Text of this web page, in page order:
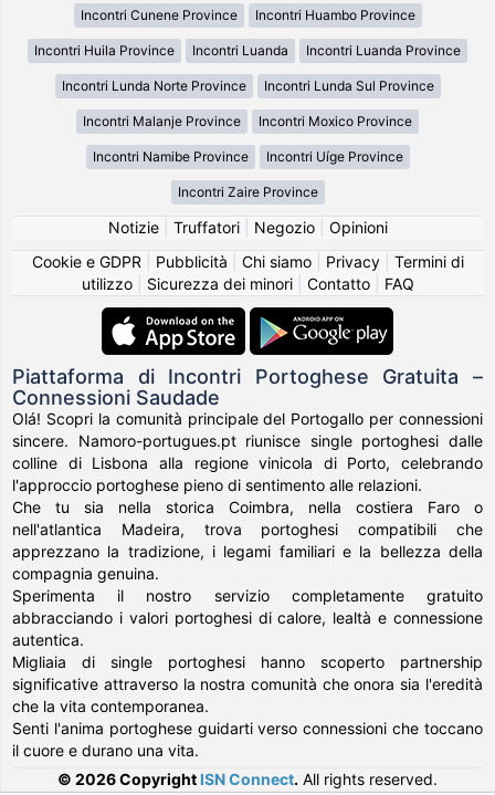
Incontri Cunene Province Incontri Huambo Province
Incontri Huila Province Incontri Luanda Incontri Luanda Province
Incontri Lunda Norte Province Incontri Lunda Sul Province
Incontri Malanje Province Incontri Moxico Province
Incontri Namibe Province Incontri Uíge Province
Incontri Zaire Province
Notizie| Truffatori| Negozio| Opinioni
Cookie e GDPR
Pubblicità Chi siamo| Privacy| Termini di
utilizzo| Sicurezza dei minori| Contatto| FAQ
Piattaforma di Incontri Portoghese Gratuita –
Connessioni Saudade
Olá! Scopri la comunità principale del Portogallo per connessioni
sincere. Namoro-portugues.pt riunisce single portoghesi dalle
colline di Lisbona alla regione vinicola di Porto, celebrando
l'approccio portoghese pieno di sentimento alle relazioni.
Che tu sia nella storica Coimbra, nella costiera Faro o
nell'atlantica Madeira, trova portoghesi compatibili che
apprezzano la tradizione, i legami familiari e la bellezza della
compagnia genuina.
Sperimenta il nostro servizio completamente gratuito
abbracciando i valori portoghesi di calore, lealtà e connessione
autentica.
Migliaia di single portoghesi hanno scoperto partnership
significative attraverso la nostra comunità che onora sia l'eredità
che la vita contemporanea.
Senti l'anima portoghese guidarti verso connessioni che toccano
il cuore e durano una vita.
© 2026 Copyright ISN Connect. All rights reserved.